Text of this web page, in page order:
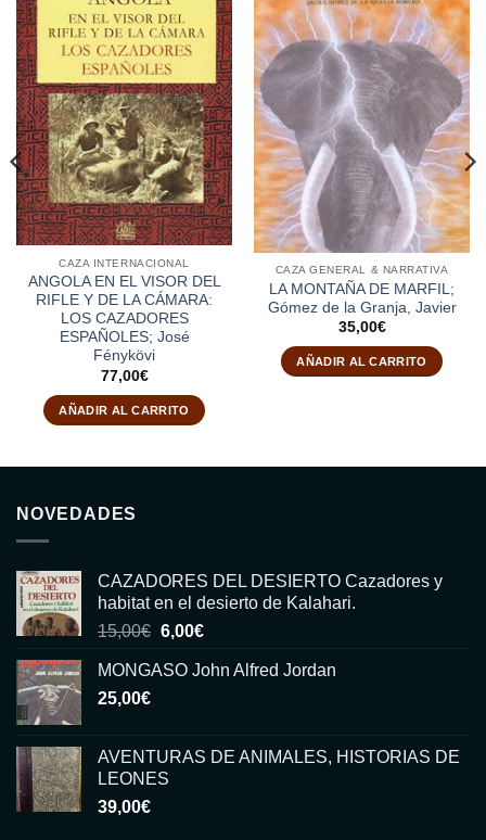
CAZA INTERNACIONAL
ANGOLA EN EL VISOR DEL
RIFLE Y DE LA CÁMARA:
LOS CAZADORES
ESPAÑOLES; José
Fénykövi
77,00€
AÑADIR AL CARRITO
CAZA GENERAL & NARRATIVA
LA MONTAÑA DE MARFIL;
Gómez de la Granja, Javier
35,00€
AÑADIR AL CARRITO
NOVEDADES
CAZADORES DEL DESIERTO Cazadores y
habitat en el desierto de Kalahari.
15,00€ El
original
6,00€El
actual
MONGASO John Alfred Jordan
25,00€
AVENTURAS DE ANIMALES, HISTORIAS DE
LEONES
39,00€